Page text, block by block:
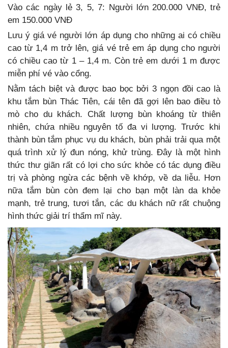
Vào các ngày lẻ 3, 5, 7: Người lớn 200.000 VNĐ, trẻ
em 150.000 VNĐ
Lưu ý giá vé người lớn áp dụng cho những ai có chiều
cao từ 1,4 m trở lên, giá vé trẻ em áp dụng cho người
có chiều cao từ 1 – 1,4 m. Còn trẻ em dưới 1 m được
miễn phí vé vào cổng.
Nằm tách biệt và được bao bọc bởi 3 ngọn đồi cao là
khu tắm bùn Thác Tiên, cái tên đã gợi lên bao điều tò
mò cho du khách. Chất lượng bùn khoáng từ thiên
nhiên, chứa nhiều nguyên tố đa vi lượng. Trước khi
thành bùn tắm phục vụ du khách, bùn phải trải qua một
quá trình xử lý đun nóng, khử trùng. Đây là một hình
thức thư giãn rất có lợi cho sức khỏe có tác dụng điều
trị và phòng ngừa các bệnh về khớp, về da liễu. Hơn
nữa tắm bùn còn đem lại cho bạn một làn da khỏe
mạnh, trẻ trung, tươi tắn, các du khách nữ rất chuộng
hình thức giải trí thẩm mĩ này.